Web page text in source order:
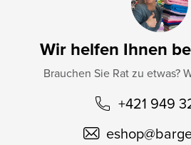
Wir helfen Ihnen
Brauchen Sie Rat zu etwas?
+421 949
eshop@